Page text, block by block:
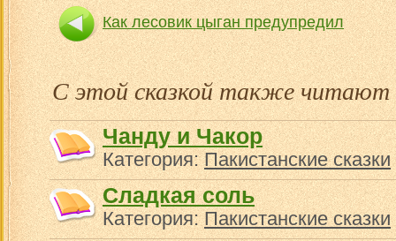
Как лесовик цыган предупредил
С этой сказкой также читают
Чанду и Чакор
Категория:Пакистанские сказки
Сладкая соль
Категория:Пакистанские сказки